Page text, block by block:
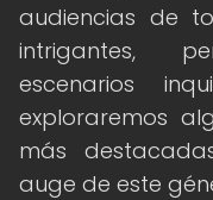
audiencias de
intrigantes,
escenarios
exploraremos
más
auge de este